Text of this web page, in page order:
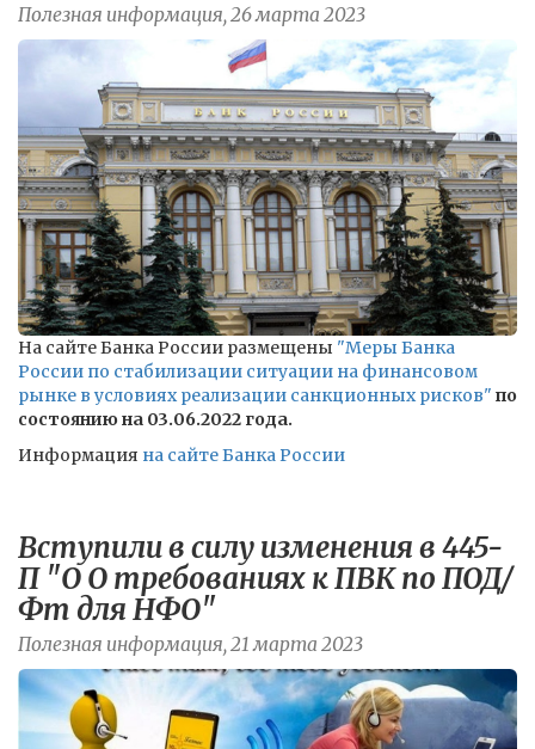
Полезная информация, 26 марта 2023
На сайте Банка России размещены "Меры Банка
России по стабилизации ситуации на финансовом
рынке в условиях реализации санкционных рисков" по
состоянию на 03.06.2022 года.
Информация на сайте Банка России
Вступили в силу изменения в 445-
П "О О требованиях к ПВК по ПОД/
Фт для НФО"
Полезная информация, 21 марта 2023